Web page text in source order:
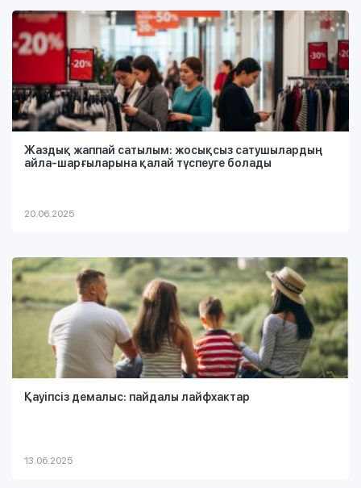
Жаздық жаппай сатылым: жосықсыз сатушылардың
айла-шарғыларына қалай түспеуге болады
20.06.2025
Қауіпсіз демалыс: пайдалы лайфхактар
13.06.2025